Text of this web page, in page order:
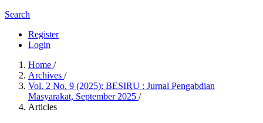
Search
Register
Login
Home /
Archives /
Vol. 2 No. 9 (2025): BESIRU : Jurnal Pengabdian
Masyarakat, September 2025 /
Articles